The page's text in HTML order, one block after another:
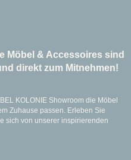
Möbel & Accessoires sind
direkt zum Mitnehmen!
KOLONIE Showroom die Möbel
Zuhause passen. Erleben Sie
sich von unserer inspirierenden